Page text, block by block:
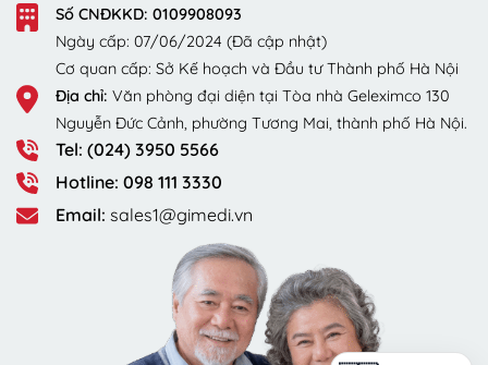
Số CNĐKKD: 0109908093
Ngày cấp: 07/06/2024 (Đã cập nhật)
Cơ quan cấp: Sở Kế hoạch và Đầu tư Thành phố Hà Nội
Địa chỉ: Văn phòng đại diện tại Tòa nhà Geleximco 130
Nguyễn Đức Cảnh, phường Tương Mai, thành phố Hà Nội.
Tel: (024) 3950 5566
Hotline: 098 111 3330
Email: sales1@gimedi.vn